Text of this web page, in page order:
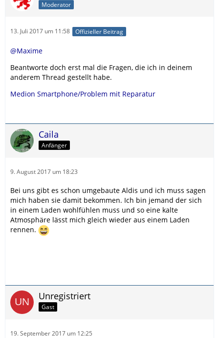
Moderator
13. Juli 2017 um 11:58 Offizieller Beitrag
@Maxime
Beantworte doch erst mal die Fragen, die ich in deinem
anderem Thread gestellt habe.
Medion Smartphone/Problem mit Reparatur
Caila
Anfänger
9. August 2017 um 18:23
Bei uns gibt es schon umgebaute Aldis und ich muss sagen
mich haben sie damit bekommen. Ich bin jemand der sich
in einem Laden wohlfühlen muss und so eine kalte
Atmosphäre lässt mich gleich wieder aus einem Laden
rennen.
Unregistriert
Gast
19. September 2017 um 12:25